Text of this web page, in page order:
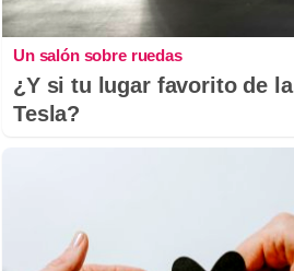
Un salón sobre ruedas
¿Y si tu lugar favorito de
Tesla?